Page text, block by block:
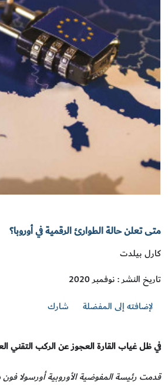
متى تعلن حالة الطوارئ الرقمية في أوروبا؟
كارل بيلدت
تاريخ النشر : نوفمبر 2020
لإضافته إلى المفضلة
شارك
في ظل غياب القارة العجوز عن الركب التقني
قدمت رئيسة المفوضية الأوروبية أورسولا فون